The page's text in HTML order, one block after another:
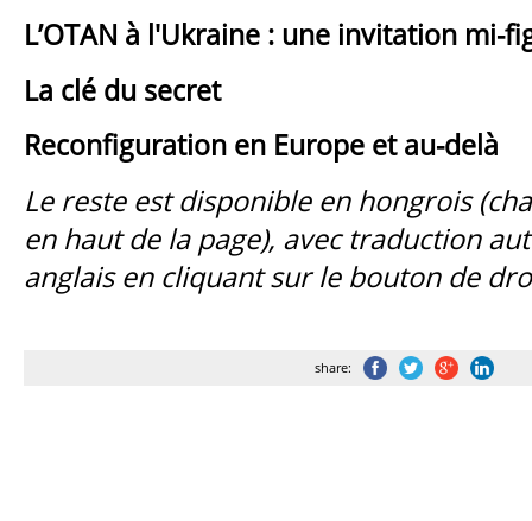
L’OTAN à l'Ukraine : une invitation mi-
La clé du secret
Reconfiguration en Europe et au-delà
Le reste est disponible en hongrois
en haut de la page), avec traduction
anglais en cliquant sur le bouton de
share: